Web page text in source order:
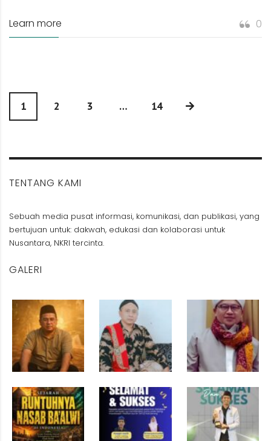
Learn more 0
1 2 3 … 14
TENTANG KAMI
Sebuah media pusat informasi, komunikasi, dan publikasi, yang
bertujuan untuk: dakwah, edukasi dan kolaborasi untuk
Nusantara, NKRI tercinta.
GALERI